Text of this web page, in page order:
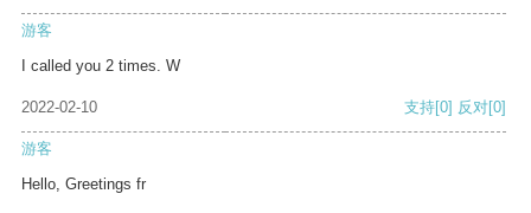
游客
I called you 2 times. W
2022-02-10 支持[0] 反对[0]
游客
Hello, Greetings fr